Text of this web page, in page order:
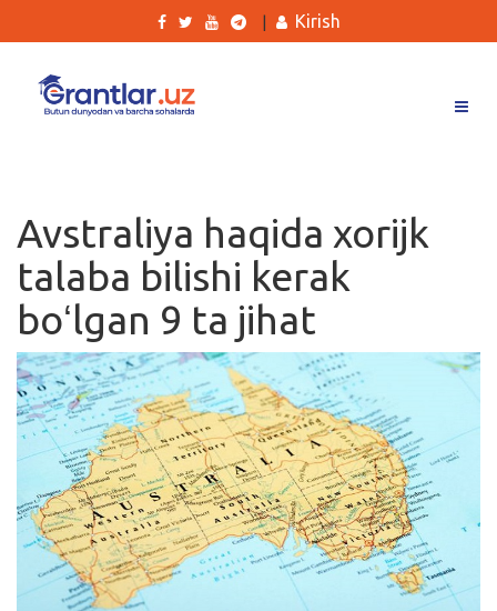
Ishlar
Kurslar
Blog
Yana
Qidirish
Kirish
Kirish
Avstraliya haqida xorijk
talaba bilishi kerak
boʻlgan 9 ta jihat